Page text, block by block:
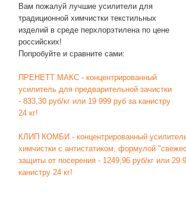
Вам пожалуй лучшие усилители для
традиционной химчистки текстильных
изделий в среде перхлорэтилена по цене
российских!
Попробуйте и сравните сами:
ПРЕНЕТТ МАКС - концентрированный
усилитель для предварительной зачистки
- 833,30 руб/кг или 19 999 руб за канистру
24 кг!
КЛИП КОМБИ - концентрированный
химчистки с антистатиком, формулой
защиты от посерения - 1249,96 руб/кг или 29
канистру 24 кг!